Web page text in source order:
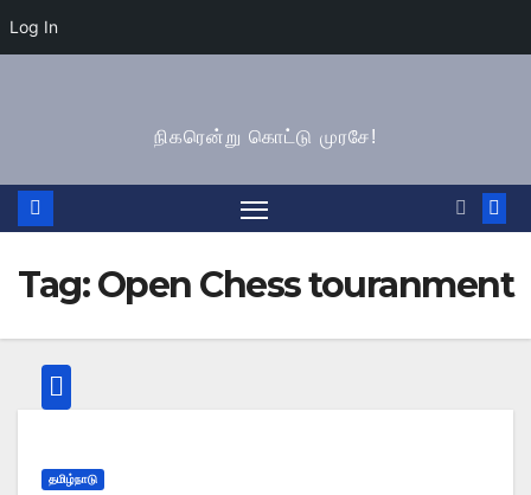
Log In
நிகரென்று கொட்டு முரசே!
Tag:Open Chess touranment
தமிழ்நாடு